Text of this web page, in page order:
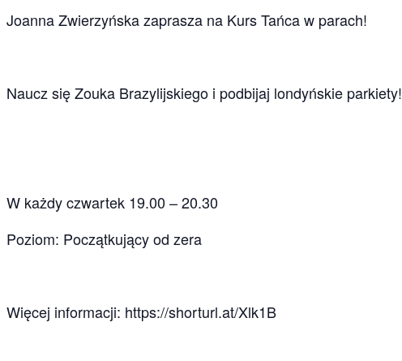
Joanna Zwierzyńska zaprasza na Kurs Tańca w parach!
Naucz się Zouka Brazylijskiego i podbijaj londyńskie parkiety!
W każdy czwartek 19.00 – 20.30
Poziom: Początkujący od zera
Więcej informacji: https://shorturl.at/Xlk1B